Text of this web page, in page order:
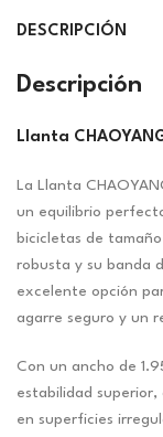
DESCRIPCIÓN
Descripción
Llanta
La Llanta
un equilibrio
bicicletas de
robusta y su banda
excelente opción
agarre seguro y un
Con un ancho de
estabilidad superior,
en superficies